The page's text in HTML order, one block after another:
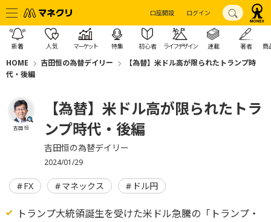
口座開設 ログイン
新着 人気 マーケット 特集 初心者 ライフデザイン 連載 著者 商
HOME 吉田恒の為替デイリー
【為替】米ドル高が限られたトランプ時
代・後編
吉田 恒
【為替】米ドル高が限られたトラ
ンプ時代・後編
吉田恒の為替デイリー
2024/01/29
FX マネックス ドル円
トランプ大統領誕生を受けた米ドル急騰の「トランプ・